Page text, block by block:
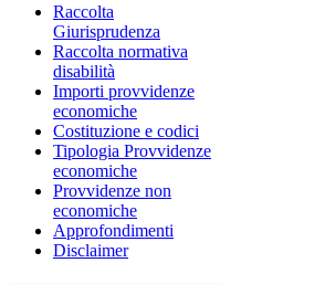
Raccolta
Giurisprudenza
Raccolta normativa
disabilità
Importi provvidenze
economiche
Costituzione e codici
Tipologia Provvidenze
economiche
Provvidenze non
economiche
Approfondimenti
Disclaimer